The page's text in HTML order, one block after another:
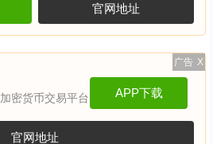
官网地址
广告 X
密货币交易平台 APP下载
官网地址